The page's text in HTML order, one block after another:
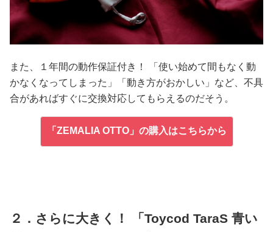
また、１年間の動作保証付き！ 「使い始めて間もなく動
かなくなってしまった」「動き方がおかしい」など、不具
合があればすぐに交換対応してもらえるのだそう。
「ZEMALIA OTTO」の購入はこちらから
２．さらに大きく！ 「Toycod TaraS 青い